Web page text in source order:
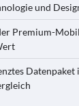
und
Premium-